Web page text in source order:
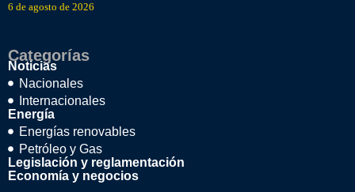
6 de agosto de 2026
Categorías
Noticias
Nacionales
Internacionales
Energía
Energías renovables
Petróleo y Gas
Legislación y reglamentación
Economía y negocios